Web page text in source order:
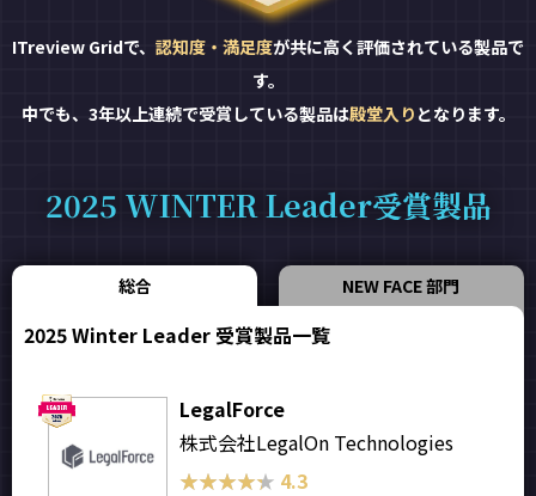
ITreview Gridで、 認知度・満足度が共に高く評価されている製品で
す。
中でも、3年以上連続で受賞している製品は殿堂入り となります。
2025 WINTER Leader受賞製品
総合 NEW FACE 部門
2025 Winter Leader 受賞製品一覧
LegalForce
株式会社LegalOn Technologies
★★★★★
★★★★★ 4.3